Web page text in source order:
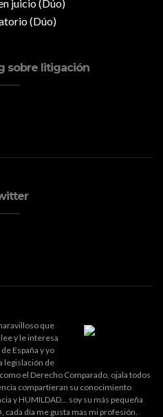
sobre litigación
que
y le interesa
España y yo
legislación de
el Derecho Comparado, ojala todos
compartieran su conocimiento
y HUMILDAD... soy su más pequeña
cada día me gusta mas mi profesión.